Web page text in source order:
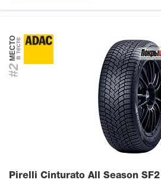
#2
МЕСТОв тесте
Pirelli Cinturato All Season SF2